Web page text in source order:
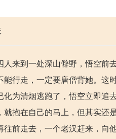
来到一处深山僻野，悟空
行走，一定要唐僧背她。
为清烟逃跑了，悟空立即
抱在自己的马上，但其实
前走去，一个老汉赶来，